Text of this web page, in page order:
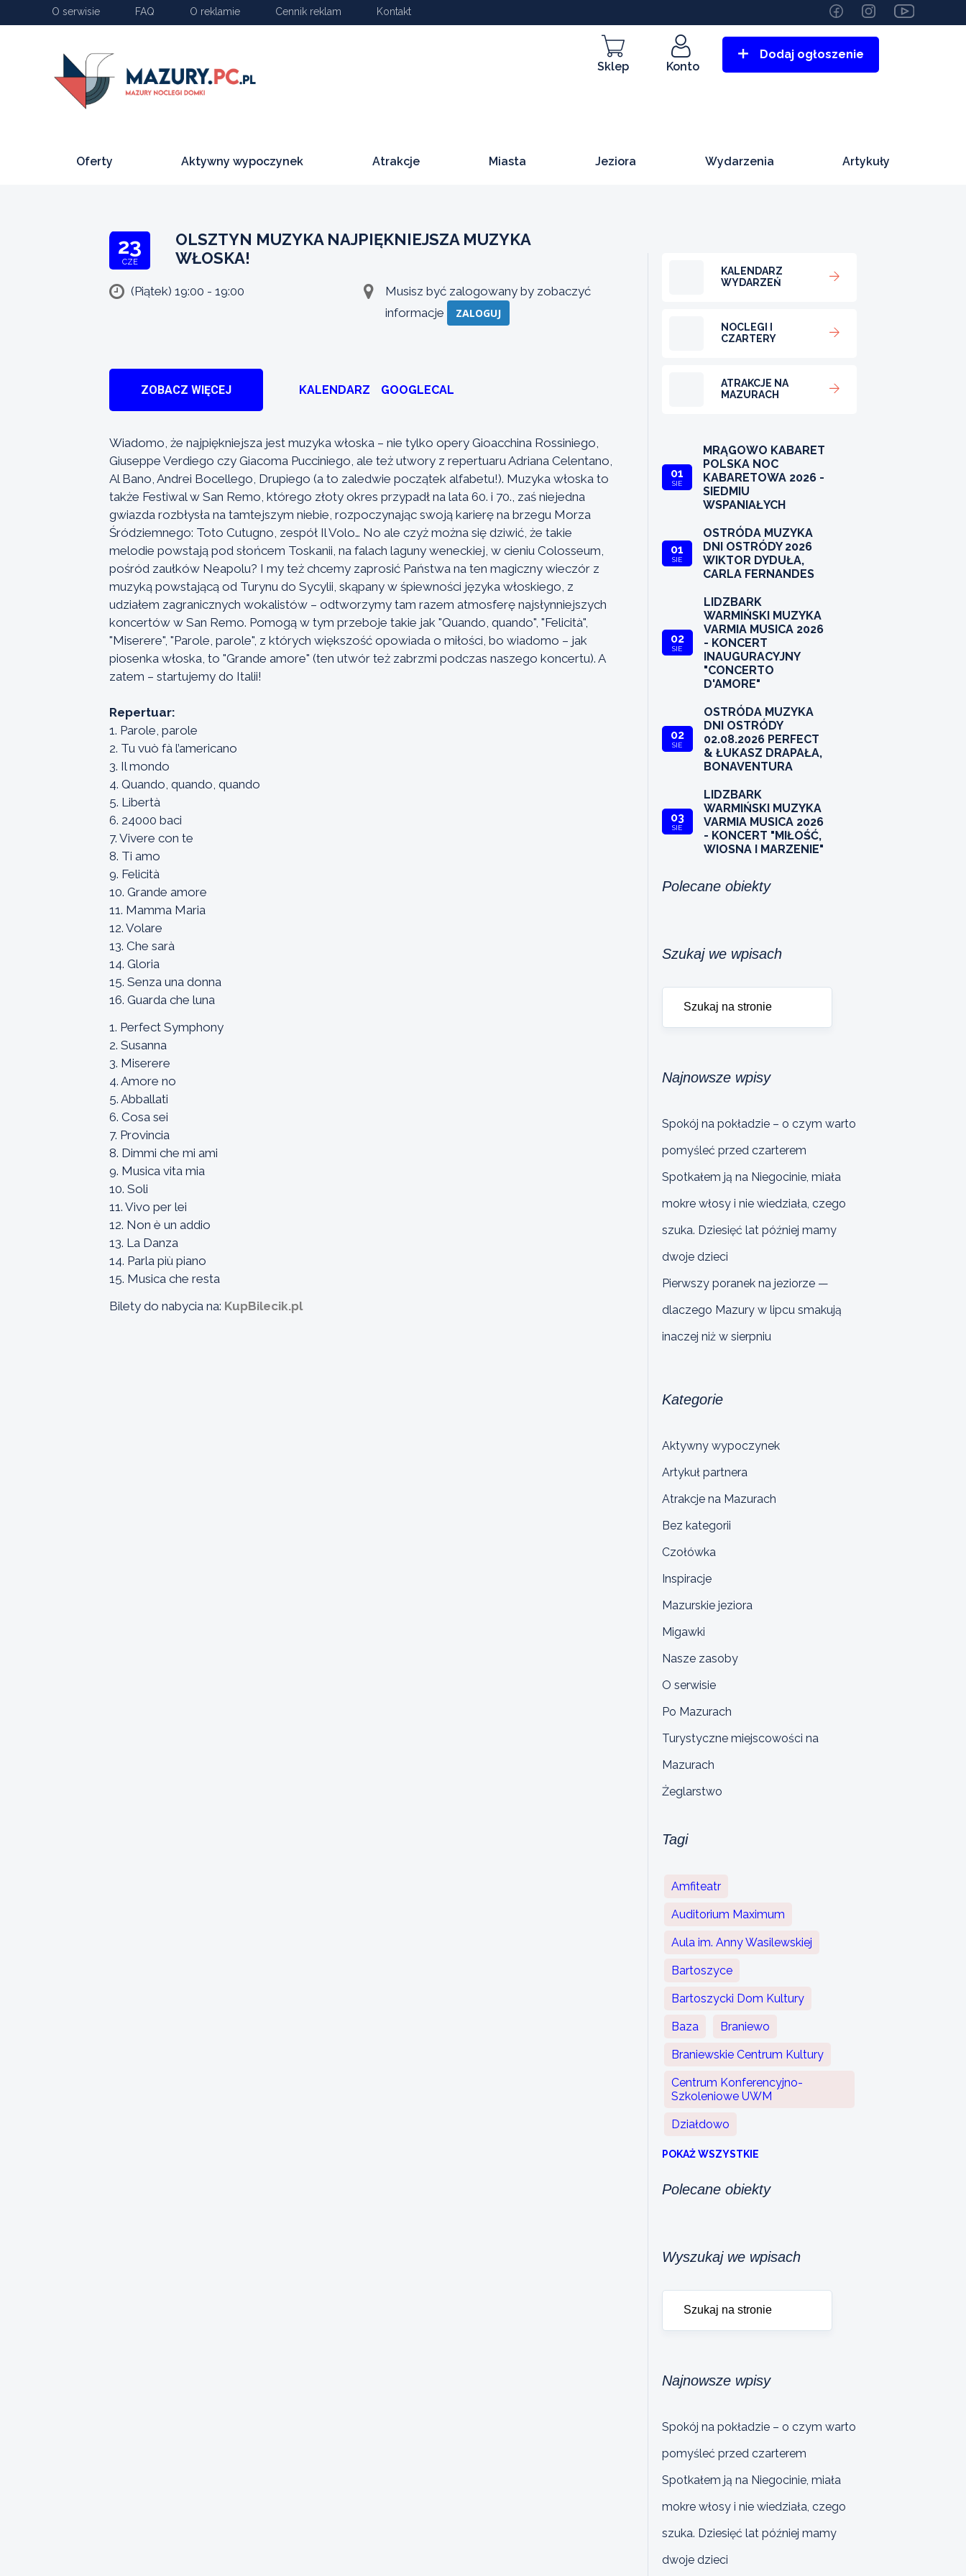
O serwisie FAQ O reklamie Cennik reklam Kontakt
Sklep Konto
Dodaj ogłoszenie
Oferty Aktywny wypoczynek Atrakcje Miasta Jeziora Wydarzenia Artykuły
23
CZE
OLSZTYN MUZYKA NAJPIĘKNIEJSZA MUZYKA
WŁOSKA!
(Piątek) 19:00 - 19:00
Musisz być zalogowany by zobaczyć
informacje
ZALOGUJ
ZOBACZ WIĘCEJ KALENDARZ GOOGLECAL
Wiadomo, że najpiękniejsza jest muzyka włoska – nie tylko opery Gioacchina Rossiniego,
Giuseppe Verdiego czy Giacoma Pucciniego, ale też utwory z repertuaru Adriana Celentano,
Al Bano, Andrei Bocellego, Drupiego (a to zaledwie początek alfabetu!). Muzyka włoska to
także Festiwal w San Remo, którego złoty okres przypadł na lata 60. i 70., zaś niejedna
gwiazda rozbłysła na tamtejszym niebie, rozpoczynając swoją karierę na brzegu Morza
Śródziemnego: Toto Cutugno, zespół Il Volo… No ale czyż można się dziwić, że takie
melodie powstają pod słońcem Toskanii, na falach laguny weneckiej, w cieniu Colosseum,
pośród zaułków Neapolu? I my też chcemy zaprosić Państwa na ten magiczny wieczór z
muzyką powstającą od Turynu do Sycylii, skąpany w śpiewności języka włoskiego, z
udziałem zagranicznych wokalistów – odtworzymy tam razem atmosferę najsłynniejszych
koncertów w San Remo. Pomogą w tym przeboje takie jak "Quando, quando", "Felicità",
"Miserere", "Parole, parole", z których większość opowiada o miłości, bo wiadomo – jak
piosenka włoska, to "Grande amore" (ten utwór też zabrzmi podczas naszego koncertu). A
zatem – startujemy do Italii!
Repertuar:
1. Parole, parole
2. Tu vuò fà l’americano
3. Il mondo
4. Quando, quando, quando
5. Libertà
6. 24000 baci
7. Vivere con te
8. Ti amo
9. Felicità
10. Grande amore
11. Mamma Maria
12. Volare
13. Che sarà
14. Gloria
15. Senza una donna
16. Guarda che luna
1. Perfect Symphony
2. Susanna
3. Miserere
4. Amore no
5. Abballati
6. Cosa sei
7. Provincia
8. Dimmi che mi ami
9. Musica vita mia
10. Soli
11. Vivo per lei
12. Non è un addio
13. La Danza
14. Parla più piano
15. Musica che resta
Bilety do nabycia na: KupBilecik.pl
KALENDARZ
WYDARZEŃ
NOCLEGI I
CZARTERY
ATRAKCJE NA
MAZURACH
01
SIE
MRĄGOWO KABARET
POLSKA NOC
KABARETOWA 2026 -
SIEDMIU
WSPANIAŁYCH
01
SIE
OSTRÓDA MUZYKA
DNI OSTRÓDY 2026
WIKTOR DYDUŁA,
CARLA FERNANDES
02
SIE
LIDZBARK
WARMIŃSKI MUZYKA
VARMIA MUSICA 2026
- KONCERT
INAUGURACYJNY
"CONCERTO
D'AMORE"
02
SIE
OSTRÓDA MUZYKA
DNI OSTRÓDY
02.08.2026 PERFECT
& ŁUKASZ DRAPAŁA,
BONAVENTURA
03
SIE
LIDZBARK
WARMIŃSKI MUZYKA
VARMIA MUSICA 2026
- KONCERT "MIŁOŚĆ,
WIOSNA I MARZENIE"
Polecane obiekty
Szukaj we wpisach
Najnowsze wpisy
Spokój na pokładzie – o czym warto
pomyśleć przed czarterem
Spotkałem ją na Niegocinie, miała
mokre włosy i nie wiedziała, czego
szuka. Dziesięć lat później mamy
dwoje dzieci
Pierwszy poranek na jeziorze —
dlaczego Mazury w lipcu smakują
inaczej niż w sierpniu
Kategorie
Aktywny wypoczynek
Artykuł partnera
Atrakcje na Mazurach
Bez kategorii
Czołówka
Inspiracje
Mazurskie jeziora
Migawki
Nasze zasoby
O serwisie
Po Mazurach
Turystyczne miejscowości na
Mazurach
Żeglarstwo
Tagi
Amfiteatr
Auditorium Maximum
Aula im. Anny Wasilewskiej
Bartoszyce
Bartoszycki Dom Kultury
Baza Braniewo
Braniewskie Centrum Kultury
Centrum Konferencyjno-
Szkoleniowe UWM
Działdowo
POKAŻ WSZYSTKIE
Polecane obiekty
Wyszukaj we wpisach
Najnowsze wpisy
Spokój na pokładzie – o czym warto
pomyśleć przed czarterem
Spotkałem ją na Niegocinie, miała
mokre włosy i nie wiedziała, czego
szuka. Dziesięć lat później mamy
dwoje dzieci